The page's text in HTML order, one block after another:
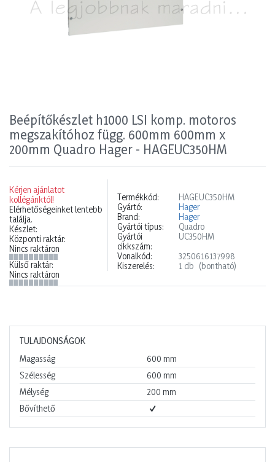
Beépítőkészlet h1000 LSI komp. motoros
megszakítóhoz függ. 600mm 600mm x
200mm Quadro Hager - HAGEUC350HM
Kérjen ajánlatot
kollégánktól!
Elérhetőségeinket lentebb
találja.
Készlet:
Központi raktár:
Nincs raktáron
Külső raktár:
Nincs raktáron
Termékkód:
HAGEUC350HM
Gyártó:
Hager
Brand:
Hager
Gyártói típus:
Quadro
Gyártói
cikkszám:
UC350HM
Vonalkód:
3250616137998
Kiszerelés:
1 db (bontható)
TULAJDONSÁGOK
Magasság
600 mm
Szélesség
600 mm
Mélység
200 mm
Bővíthető